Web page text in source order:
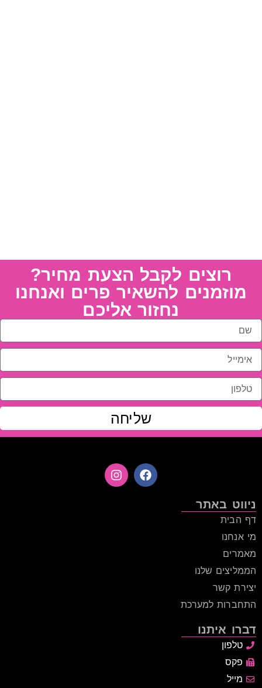
רוצים לקבל הצעת מחיר?
מוזמנים להשאיר פרים ואנחנו
נחזור אליכם
שליחה
ניווט באתר
דף הבית
מי אנחנו
מאמרים
הממליצים שלנו
יצירת קשר
התחברות למערכת
דברו איתנו
טלפון
פקס
מייל